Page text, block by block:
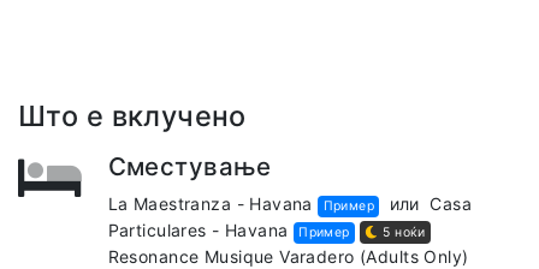
Што е вклучено
Сместување
La Maestranza - Havana Пример или Casa
Particulares - Havana
Пример 5 ноќи
Resonance Musique Varadero (Adults Only)